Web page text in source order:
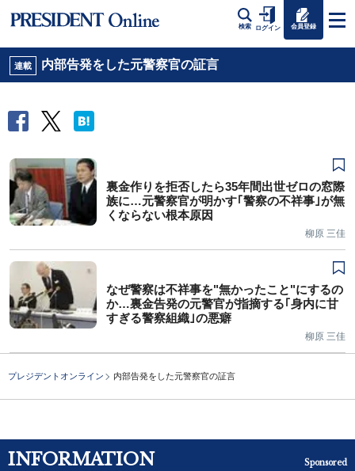
検索 ログイン 会員登録
連載 内部告発をした元警察官の証言
裏金作りを拒否したら35年間出世ゼロの窓際
族に…元警察官が明かす｢警察の不祥事｣が無
くならない根本原因
柳原 三佳
なぜ警察は不祥事を"無かったこと"にするの
か…裏金告発の元警官が指摘する｢身内に甘
すぎる警察組織｣の悪癖
柳原 三佳
プレジデントオンライン 内部告発をした元警察官の証言
INFORMATION Sponsored